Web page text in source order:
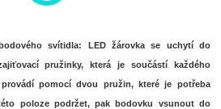
svítidla: LED žárovka se uchytí do
pružinky, která je součástí každého
pomocí dvou pružin, které je potřeba
poloze podržet, pak bodovku vsunout do